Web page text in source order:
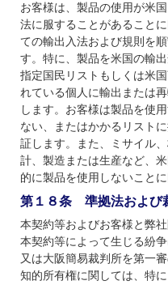
お客様は、製品の使用が米
法に服することがあること
ての輸出入法および規則を
す。特に、製品を米国の輸
指定国民リストもしくは米
れている個人に輸出または
します。お客様は製品を使
ない、またはかかるリスト
証します。また、ミサイル
計、製造または生産など、
的に製品を使用しないことに
第１８条 準拠法および
本契約等およびお客様と弊
本契約等によって生じる紛
又は大阪簡易裁判所を第一
知的所有権に関しては、特